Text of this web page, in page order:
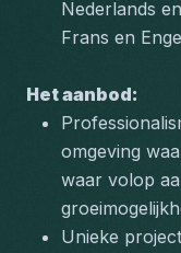
Nederlands
Frans en
Het aanbod:
omgeving
waar volop
Unieke